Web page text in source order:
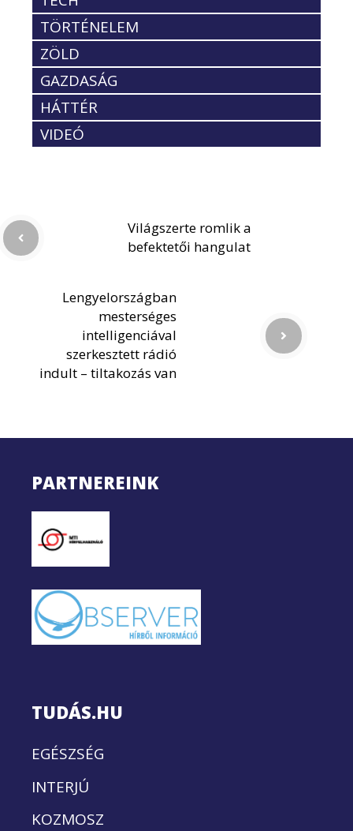
TÖRTÉNELEM
ZÖLD
GAZDASÁG
HÁTTÉR
VIDEÓ
Világszerte romlik a
befektetői hangulat
Lengyelországban
mesterséges
intelligenciával
szerkesztett rádió
indult – tiltakozás van
PARTNEREINK
TUDÁS.HU
EGÉSZSÉG
INTERJÚ
KOZMOSZ